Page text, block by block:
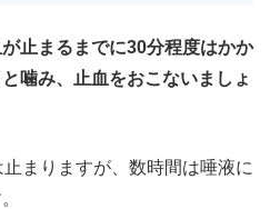
止まるまでに30分程度はかか
噛み、止血をおこないましょ
まりますが、数時間は唾液に